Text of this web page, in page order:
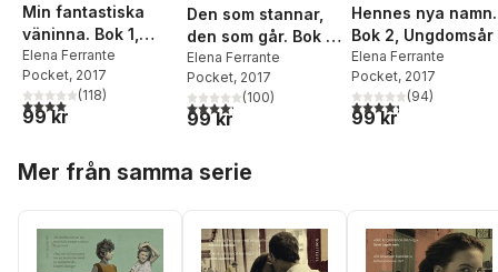
Min fantastiska
väninna. Bok 1,
Barndom och tonår
Elena Ferrante
Pocket, 2017
4,0utav 5 stjärnor. Totalt antal röster:
(118)
99 kr
Den som stannar,
den som går. Bok 3,
Åren mitt i livet
Elena Ferrante
Pocket, 2017
4,2utav 5 stjärnor. Totalt antal röster:
(100)
99 kr
Hennes nya namn.
Bok 2, Ungdomsår
Elena Ferrante
Pocket, 2017
4,3utav 5 stjärnor.
(94)
99 kr
Mer från samma serie